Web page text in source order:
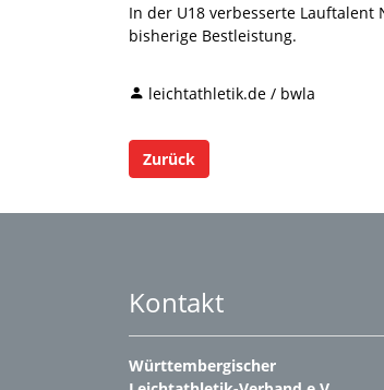
In der U18 verbesserte Lauftalent
bisherige Bestleistung.
leichtathletik.de / bwla
Zurück
Kontakt
Württembergischer